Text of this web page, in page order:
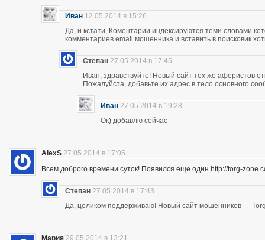
Иван 12.05.2014 в 15:26
Да, и кстати, Коментарии индексируются теми словами
комментариев email мошенника и вставить в поисковик
Степан 27.05.2014 в 17:45
Иван, здравствуйте! Новый сайт тех же аферистов
Пожалуйста, добавьте их адрес в тело основного
Иван 27.05.2014 в 19:28
Ок) добавлю сейчас
AlexS 27.05.2014 в 17:05
Всем доброго времени суток! Появился еще один http://torg-
Степан 27.05.2014 в 17:43
Да, целиком поддерживаю! Новый сайт мошенников —
Мария 29.05.2014 в 13:21